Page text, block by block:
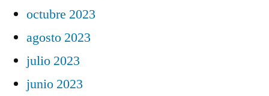
octubre 2023
agosto 2023
julio 2023
junio 2023